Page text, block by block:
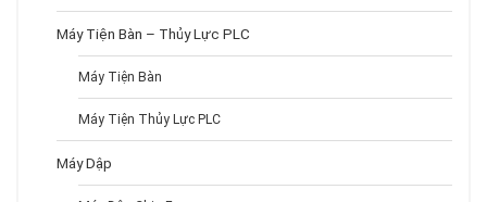
Máy Tiện Bàn – Thủy Lực PLC
Máy Tiện Bàn
Máy Tiện Thủy Lực PLC
Máy Dập